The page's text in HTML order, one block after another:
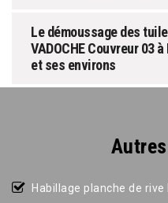
Le démoussage des
VADOCHE Couvreur 03
et ses environs
Habillage planche de rive